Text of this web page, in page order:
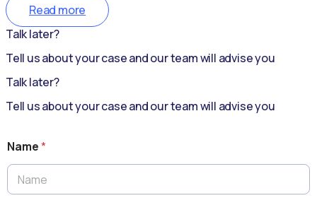
Read more
Talk later?
Tell us about your case and our team will advise you
Talk later?
Tell us about your case and our team will advise you
Name*